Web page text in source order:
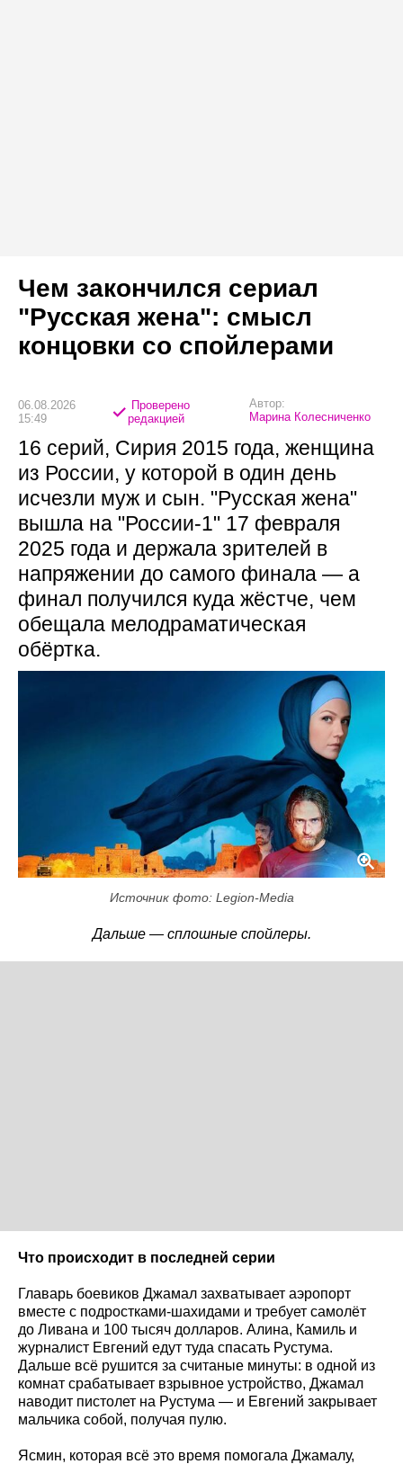
Чем закончился сериал
"Русская жена": смысл
концовки со спойлерами
06.08.2026
15:49
Проверено
редакцией
Автор:
Марина Колесниченко
16 серий, Сирия 2015 года, женщина
из России, у которой в один день
исчезли муж и сын. "Русская жена"
вышла на "России-1" 17 февраля
2025 года и держала зрителей в
напряжении до самого финала — а
финал получился куда жёстче, чем
обещала мелодраматическая
обёртка.
Источник фото: Legion-Media
Дальше — сплошные спойлеры.
Что происходит в последней серии
Главарь боевиков Джамал захватывает аэропорт
вместе с подростками-шахидами и требует самолёт
до Ливана и 100 тысяч долларов. Алина, Камиль и
журналист Евгений едут туда спасать Рустума.
Дальше всё рушится за считаные минуты: в одной из
комнат срабатывает взрывное устройство, Джамал
наводит пистолет на Рустума — и Евгений закрывает
мальчика собой, получая пулю.
Ясмин, которая всё это время помогала Джамалу,